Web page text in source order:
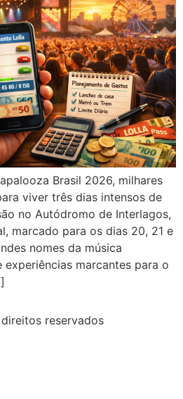
Brasil 2026, milhares
viver três dias intensos de
no Autódromo de Interlagos,
marcado para os dias 20, 21 e
nomes da música
marcantes para o
reservados